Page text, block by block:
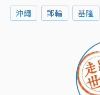
沖繩 郵輪 基隆